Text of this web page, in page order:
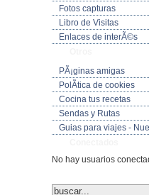
Fotos capturas
Libro de Visitas
Enlaces de interÃ©s
PÃ¡ginas amigas
PolÃ­tica de cookies
Cocina tus recetas
Sendas y Rutas
Guias para viajes -
No hay usuarios